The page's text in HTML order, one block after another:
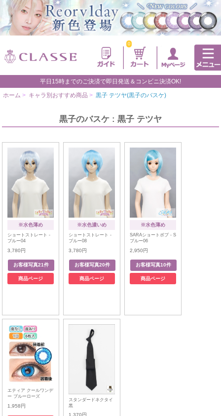
0
平日15時までのご決済で即日発送＆コンビニ決済OK!
ホーム > キャラ別おすすめ商品 > 黒子 テツヤ(黒子のバスケ)
黒子のバスケ : 黒子 テツヤ
※水色薄め
ショートストレート -
ブルー04
3,780円
商品ページ
※水色濃いめ
ショートストレート -
ブルー08
3,780円
商品ページ
※水色薄め
SARAショートボブ - S
ブルー06
2,950円
商品ページ
エティア クールワンデ
ー ブルーローズ
1,958円
スタンダードネクタイ
黒
1,370円